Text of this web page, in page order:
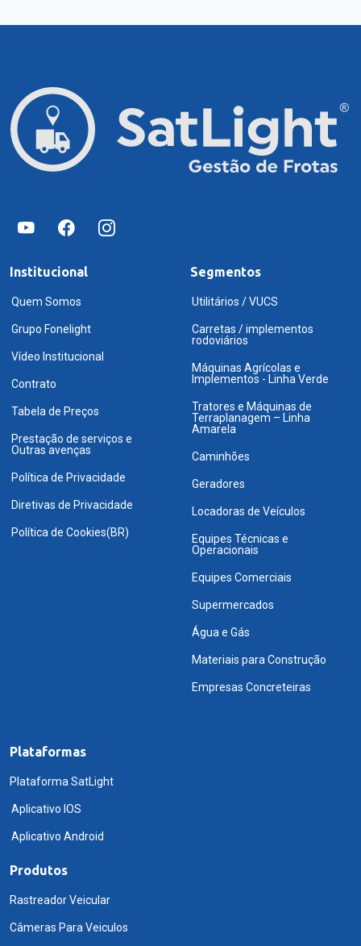
Institucional
Quem Somos
Grupo Fonelight
Vídeo Institucional
Contrato
Tabela de Preços
Prestação de serviços e
Outras avenças
Política de Privacidade
Diretivas de Privacidade
Política de Cookies(BR)
Segmentos
Utilitários / VUCS
Carretas / implementos
rodoviários
Máquinas Agrícolas e
Implementos - Linha Verde
Tratores e Máquinas de
Terraplanagem – Linha
Amarela
Caminhões
Geradores
Locadoras de Veículos
Equipes Técnicas e
Operacionais
Equipes Comerciais
Supermercados
Água e Gás
Materiais para Construção
Empresas Concreteiras
Plataformas
Plataforma SatLight
Aplicativo IOS
Aplicativo Android
Produtos
Rastreador Veicular
Câmeras Para Veiculos